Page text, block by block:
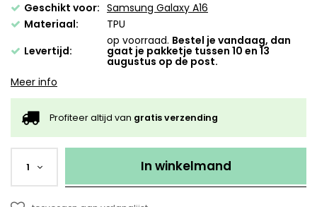
Geschikt voor: Samsung Galaxy A16
Materiaal:
TPU
Levertijd:
op voorraad. Bestel je vandaag, dan
gaat je pakketje tussen 10 en 13
augustus op de post.
Meer info
Profiteer altijd van gratis verzending
1 In winkelmand